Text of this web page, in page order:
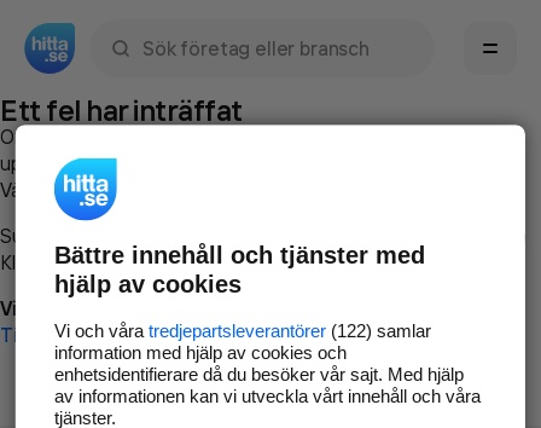
Ett fel har inträffat
Om du vill kan du
uppstod så att vi lättare och snabbare kan avhjälpa det.
Vänligen försök med följande:
Surfa till
Klicka påTillbaka-knappen i webbläsaren och försök igen
Vi beklagar besväret!
Till startsidan
Bättre innehåll och tjänster med
hjälp av cookies
Vi och våra tredjepartsleverantörer(122) samlar
information med hjälp av cookies och
enhetsidentifierare då du besöker vår sajt. Med hjälp
av informationen kan vi utveckla vårt innehåll och våra
tjänster.